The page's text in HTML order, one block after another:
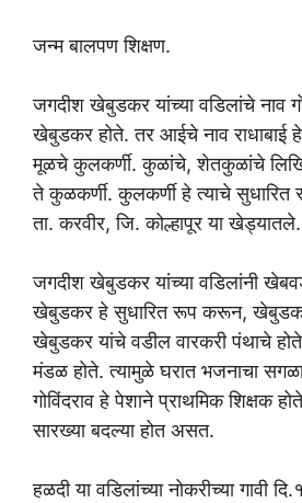
जन्म बालपण शिक्षण.
जगदीश खेबुडकर यांच्या वडिलांचे नाव
खेबुडकर होते. तर आईचे नाव राधाबाई
मूळचे कुलकर्णी. कुळांचे, शेतकुळांचे
ते कुळकर्णी. कुलकर्णी हे त्याचे
ता. करवीर, जि. कोल्हापूर या खेड्यातले.
जगदीश खेबुडकर यांच्या वडिलांनी
खेबुडकर हे सुधारित रूप करून,
खेबुडकर यांचे वडील वारकरी पंथाचे
मंडळ होते. त्यामुळे घरात भजनाचा
गोविंदराव हे पेशाने प्राथमिक शिक्षक
सारख्या बदल्या होत असत.
हळदी या वडिलांच्या नोकरीच्या गावी